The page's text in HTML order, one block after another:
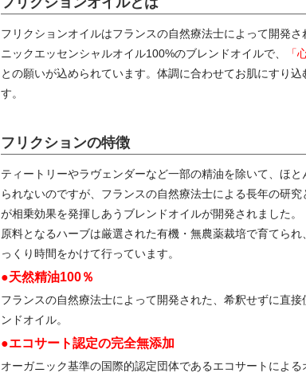
フリクションオイルはフランスの自然療法士によって開発
ニックエッセンシャルオイル100%のブレンドオイルで、
「
との願いが込められています。体調に合わせてお肌にすり
す。
フリクションの特徴
ティートリーやラヴェンダーなど一部の精油を除いて、ほ
られないのですが、フランスの自然療法士による長年の研
が相乗効果を発揮しあうブレンドオイルが開発されました。
原料となるハーブは厳選された有機・無農薬裁培で育てら
っくり時間をかけて行っています。
●天然精油100％
フランスの自然療法士によって開発された、希釈せずに直
ンドオイル。
●エコサート認定の完全無添加
オーガニック基準の国際的認定団体であるエコサートによる